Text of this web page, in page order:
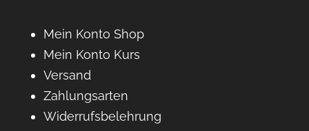
Mein Konto Shop
Mein Konto Kurs
Versand
Zahlungsarten
Widerrufsbelehrung